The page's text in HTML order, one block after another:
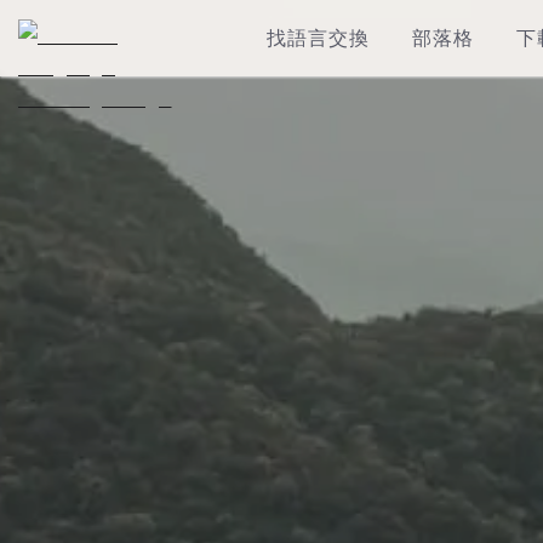
找語言交換 部落格 下